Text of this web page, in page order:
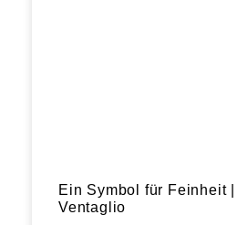
Ein Symbol für Feinheit |
Ventaglio